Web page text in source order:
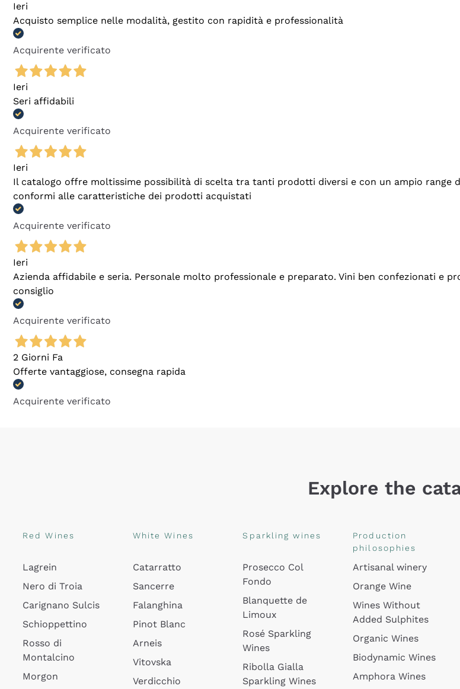
Ieri
Acquisto semplice nelle modalità, gestito con rapidità e professionalità
Acquirente verificato
Ieri
Seri affidabili
Acquirente verificato
Ieri
Il catalogo offre moltissime possibilità di scelta tra tanti prodotti diversi e con un ampio range
conformi alle caratteristiche dei prodotti acquistati
Acquirente verificato
Ieri
Azienda affidabile e seria. Personale molto professionale e preparato. Vini ben confezionati e
consiglio
Acquirente verificato
2 Giorni Fa
Offerte vantaggiose, consegna rapida
Acquirente verificato
Explore the
Red Wines
Lagrein
Nero di Troia
Carignano Sulcis
Schioppettino
Rosso di
Montalcino
Morgon
White Wines
Catarratto
Sancerre
Falanghina
Pinot Blanc
Arneis
Vitovska
Verdicchio
Sparkling wines
Prosecco Col
Fondo
Blanquette de
Limoux
Rosé Sparkling
Wines
Ribolla Gialla
Sparkling Wines
Production
philosophies
Artisanal winery
Orange Wine
Wines Without
Added Sulphites
Organic Wines
Biodynamic Wines
Amphora Wines